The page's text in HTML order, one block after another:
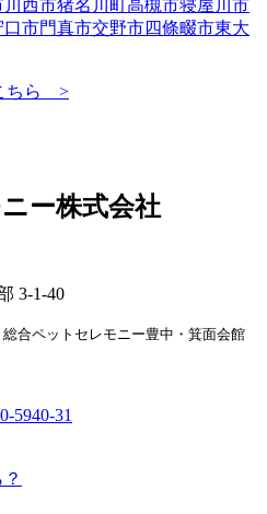
川西市猪名川町高槻市寝屋川市
口市門真市交野市四條畷市東大
ちら >
ー株式会社
3-1-40
合ペットセレモニー豊中・箕面会館
5940-31